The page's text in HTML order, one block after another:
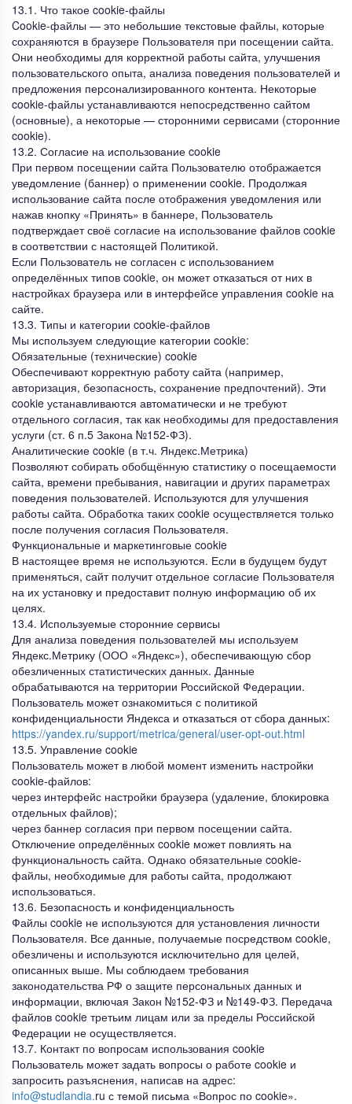
13.1. Что такое cookie-файлы
Cookie-файлы — это небольшие текстовые файлы, которые
сохраняются в браузере Пользователя при посещении сайта.
Они необходимы для корректной работы сайта, улучшения
пользовательского опыта, анализа поведения пользователей и
предложения персонализированного контента. Некоторые
cookie-файлы устанавливаются непосредственно сайтом
(основные), а некоторые — сторонними сервисами (сторонние
cookie).
13.2. Согласие на использование cookie
При первом посещении сайта Пользователю отображается
уведомление (баннер) о применении cookie. Продолжая
использование сайта после отображения уведомления или
нажав кнопку «Принять» в баннере, Пользователь
подтверждает своё согласие на использование файлов cookie
в соответствии с настоящей Политикой.
Если Пользователь не согласен с использованием
определённых типов cookie, он может отказаться от них в
настройках браузера или в интерфейсе управления cookie на
сайте.
13.3. Типы и категории cookie-файлов
Мы используем следующие категории cookie:
Обязательные (технические) cookie
Обеспечивают корректную работу сайта (например,
авторизация, безопасность, сохранение предпочтений). Эти
cookie устанавливаются автоматически и не требуют
отдельного согласия, так как необходимы для предоставления
услуги (ст. 6 п.5 Закона №152-ФЗ).
Аналитические cookie (в т.ч. Яндекс.Метрика)
Позволяют собирать обобщённую статистику о посещаемости
сайта, времени пребывания, навигации и других параметрах
поведения пользователей. Используются для улучшения
работы сайта. Обработка таких cookie осуществляется только
после получения согласия Пользователя.
Функциональные и маркетинговые cookie
В настоящее время не используются. Если в будущем будут
применяться, сайт получит отдельное согласие Пользователя
на их установку и предоставит полную информацию об их
целях.
13.4. Используемые сторонние сервисы
Для анализа поведения пользователей мы используем
Яндекс.Метрику (ООО «Яндекс»), обеспечивающую сбор
обезличенных статистических данных. Данные
обрабатываются на территории Российской Федерации.
Пользователь может ознакомиться с политикой
конфиденциальности Яндекса и отказаться от сбора данных:
https://yandex.ru/support/metrica/general/user-opt-out.html
13.5. Управление cookie
Пользователь может в любой момент изменить настройки
cookie-файлов:
через интерфейс настройки браузера (удаление, блокировка
отдельных файлов);
через баннер согласия при первом посещении сайта.
Отключение определённых cookie может повлиять на
функциональность сайта. Однако обязательные cookie-
файлы, необходимые для работы сайта, продолжают
использоваться.
13.6. Безопасность и конфиденциальность
Файлы cookie не используются для установления личности
Пользователя. Все данные, получаемые посредством cookie,
обезличены и используются исключительно для целей,
описанных выше. Мы соблюдаем требования
законодательства РФ о защите персональных данных и
информации, включая Закон №152-ФЗ и №149-ФЗ. Передача
файлов cookie третьим лицам или за пределы Российской
Федерации не осуществляется.
13.7. Контакт по вопросам использования cookie
Пользователь может задать вопросы о работе cookie и
запросить разъяснения, написав на адрес:
info@studlandia.ru с темой письма «Вопрос по cookie».